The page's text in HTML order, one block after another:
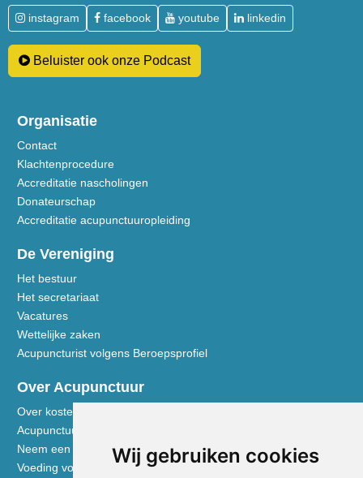
Wij gebruiken cookies
instagram facebook youtube linkedin
Beluister ook onze Podcast
Organisatie
Contact
Klachtenprocedure
Accreditatie nascholingen
Donateurschap
Accreditatie acupunctuuropleiding
De Vereniging
Het bestuur
Het secretariaat
Vacatures
Wettelijke zaken
Acupuncturist volgens Beroepsprofiel
Over Acupunctuur
Over kosten en vergoedingen
Acupunctuur toegelicht
Neem een kijkje in de praktijk
Voeding volgens de Vijf Elementen